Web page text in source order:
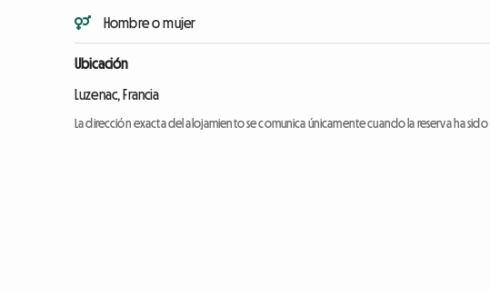
Hombre o mujer
Ubicación
Luzenac, Francia
La dirección exacta del alojamiento se comunica únicamente cuando la reserva ha